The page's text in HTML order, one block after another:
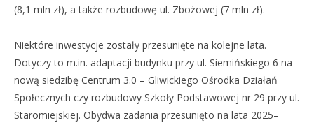
(8,1 mln zł), a także rozbudowę ul. Zbożowej (7 mln zł).
Niektóre inwestycje zostały przesunięte na kolejne lata.
Dotyczy to m.in. adaptacji budynku przy ul. Siemińskiego 6 na
nową siedzibę Centrum 3.0 – Gliwickiego Ośrodka Działań
Społecznych czy rozbudowy Szkoły Podstawowej nr 29 przy ul.
Staromiejskiej. Obydwa zadania przesunięto na lata 2025–